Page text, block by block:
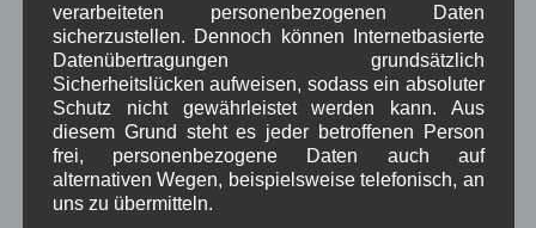
Gerd ErfertbeiÜber uns
Beitragsarchiv
August 2026(3)
Juli 2026(9)
Juni 2026 (4)
verarbeiteten personenbezogenen Daten
sicherzustellen. Dennoch können Internetbasierte
Datenübertragungen grundsätzlich
Sicherheitslücken aufweisen, sodass ein absoluter
Schutz nicht gewährleistet werden kann. Aus
diesem Grund steht es jeder betroffenen Person
frei, personenbezogene Daten auch auf
alternativen Wegen, beispielsweise telefonisch, an
uns zu übermitteln.